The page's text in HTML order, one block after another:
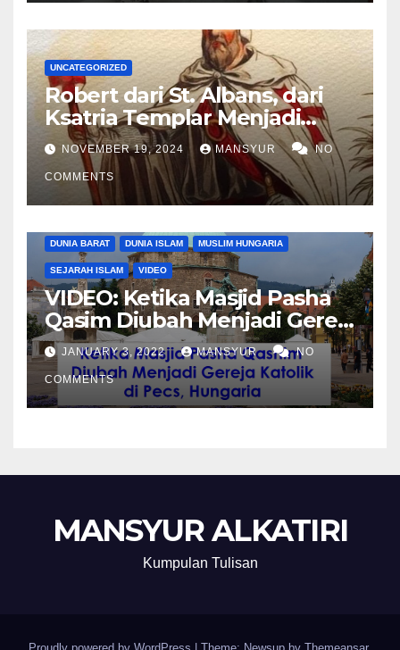
UNCATEGORIZED
Robert dari St. Albans, dari
Ksatria Templar Menjadi
Komandan Pasukan
Shalahuddin Merebut
Kembali Yerusalem
NOVEMBER 19, 2024 MANSYUR NO
COMMENTS
DUNIA BARAT DUNIA ISLAM MUSLIM HUNGARIA
SEJARAH ISLAM VIDEO
VIDEO: Ketika Masjid Pasha
Qasim Diubah Menjadi Gereja
Katolik di Pecs, Hungaria
JANUARY 3, 2022 MANSYUR NO
COMMENTS
MANSYUR ALKATIRI
Kumpulan Tulisan